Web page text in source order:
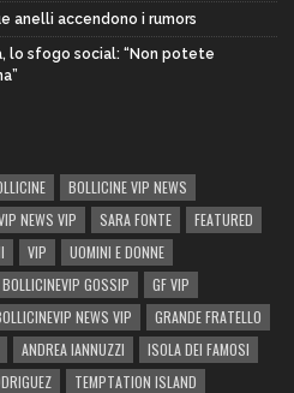
anelli accendono i rumors
lo sfogo social: “Non potete
BOLLICINE VIP NEWS
NEWS VIP SARA FONTE
FEATURED
VIP
UOMINI E DONNE
BOLLICINEVIP GOSSIP
GF VIP
NEWS VIP
GRANDE FRATELLO
ANDREA IANNUZZI
ISOLA DEI FAMOSI
TEMPTATION ISLAND